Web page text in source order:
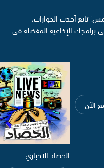
تابع أحدث الحوارات،
برامجك الإذاعية المفضلة في
الآن
الحصاد الاخباري